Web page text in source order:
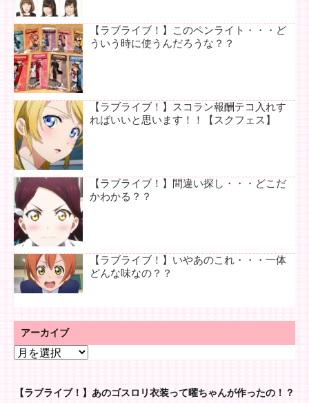
【ラブライブ！】このペンライト・・・ど
ういう時に使うんだろうな？？
【ラブライブ！】スコラン報酬テコ入れす
ればいいと思います！！【スクフェス】
【ラブライブ！】間違い探し・・・どこだ
かわかる？？
【ラブライブ！】いやあのこれ・・・一体
どんな味なの？？
アーカイブ
ア
イ【ラブライブ！】あのゴスロリ衣装って曜ちゃんが作ったの！？